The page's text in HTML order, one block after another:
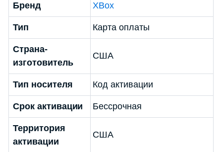
Бренд XBox
Тип Карта оплаты
Страна-
изготовитель
США
Тип носителя Код активации
Срок активации Бессрочная
Территория
активации
США